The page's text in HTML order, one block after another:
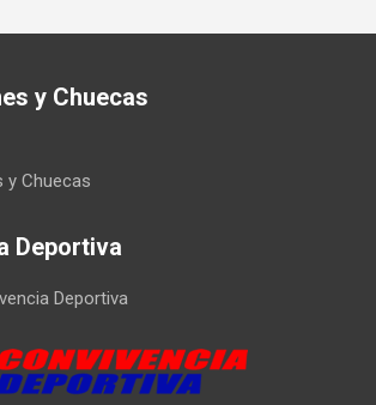
y Chuecas
y Chuecas
Deportiva
Deportiva